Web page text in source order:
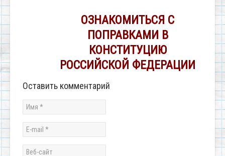
ОЗНАКОМИТЬСЯ С
ПОПРАВКАМИ В
КОНСТИТУЦИЮ
РОССИЙСКОЙ ФЕДЕРАЦИИ
Оставить комментарий